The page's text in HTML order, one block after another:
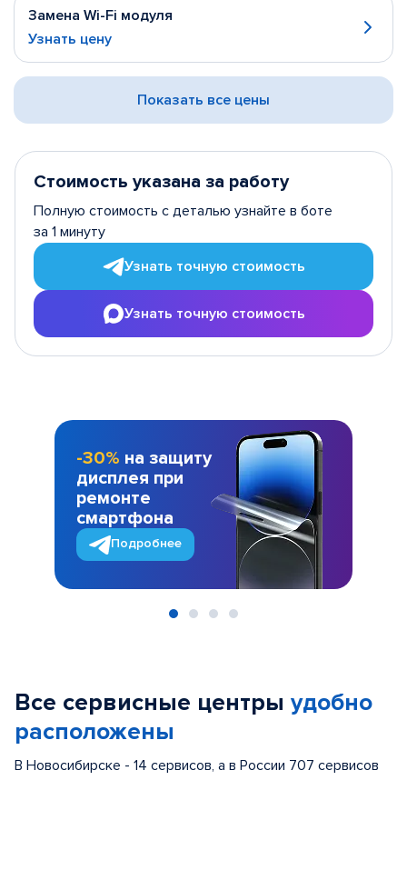
Замена Wi-Fi модуля
Узнать цену
Показать все цены
Стоимость указана за работу
Полную стоимость с деталью узнайте в боте
за 1 минуту
Узнать точную стоимость
Узнать точную стоимость
-30% на защиту
дисплея при
ремонте
смартфона
Подробнее
Все сервисные центры удобно
расположены
В Новосибирске - 14 сервисов, а в России 707 сервисов